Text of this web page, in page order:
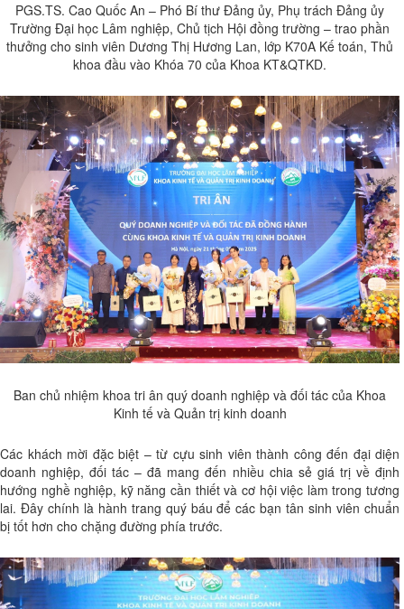
PGS.TS. Cao Quốc An – Phó Bí thư Đảng ủy, Phụ trách Đảng ủy
Trường Đại học Lâm nghiệp, Chủ tịch Hội đồng trường – trao phần
thưởng cho sinh viên Dương Thị Hương Lan, lớp K70A Kế toán, Thủ
khoa đầu vào Khóa 70 của Khoa KT&QTKD.
Ban chủ nhiệm khoa tri ân quý doanh nghiệp và đối tác của Khoa
Kinh tế và Quản trị kinh doanh
Các khách mời đặc biệt – từ cựu sinh viên thành công đến đại diện
doanh nghiệp, đối tác – đã mang đến nhiều chia sẻ giá trị về định
hướng nghề nghiệp, kỹ năng cần thiết và cơ hội việc làm trong tương
lai. Đây chính là hành trang quý báu để các bạn tân sinh viên chuẩn
bị tốt hơn cho chặng đường phía trước.